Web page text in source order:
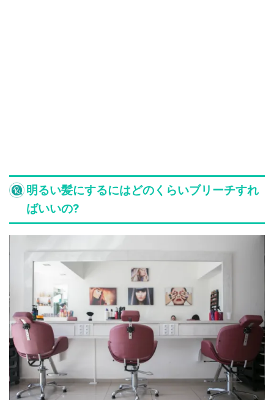
明るい髪にするにはどのくらいブリーチすれ
ばいいの?